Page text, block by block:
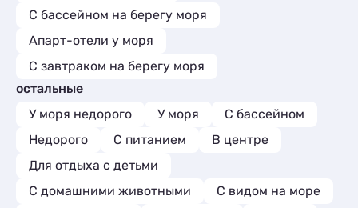
С бассейном на берегу моря
Апарт-отели у моря
С завтраком на берегу моря
остальные
У моря недорого
У моря
С бассейном
Недорого
С питанием
В центре
Для отдыха с детьми
С домашними животными
С видом на море